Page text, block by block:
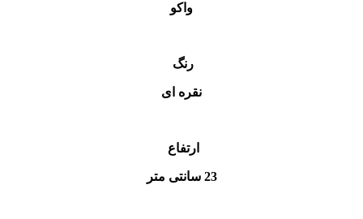
واکو
رنگ
نقره ای
ارتفاع
23 سانتی متر